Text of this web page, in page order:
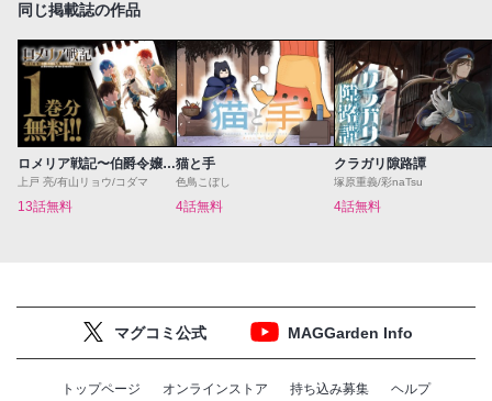
同じ掲載誌の作品
ロメリア戦記〜伯爵令嬢、魔王を倒した後も人類やばそうだから軍隊組織する〜
上戸 亮/有山リョウ/コダマ
13話無料
猫と手
色鳥こぼし
4話無料
クラガリ隙路譚
塚原重義/彩naTsu
4話無料
マグコミ公式 MAGGarden Info
トップページ オンラインストア 持ち込み募集
ヘルプ